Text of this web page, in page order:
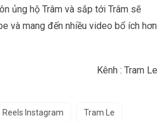
ủng hộ Trâm và sắp tới Trâm sẽ
và mang đến nhiều video bổ ích hơn
Kênh : Tram Le
Reels Instagram Tram Le